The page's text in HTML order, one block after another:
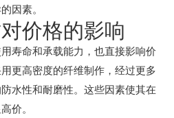
因素。
价格的影响
寿命和承载能力，也直接影响价
更高密度的纤维制作，经过更多
水性和耐磨性。这些因素使其在
价。